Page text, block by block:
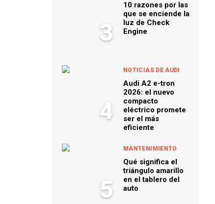
3
10 razones por las
que se enciende la
luz de Check
Engine
4
NOTICIAS DE AUDI
Audi A2 e-tron
2026: el nuevo
compacto
eléctrico promete
ser el más
eficiente
5
MANTENIMIENTO
Qué significa el
triángulo amarillo
en el tablero del
auto